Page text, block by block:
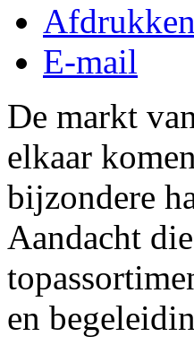
Afdrukken
E-mail
De markt
elkaar
bijzondere
Aandacht
en